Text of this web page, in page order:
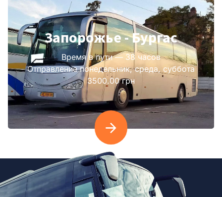
Запорожье - Бургас
Время в пути — 38 часов
Отправление понедельник, среда, суббота
3500.00 грн